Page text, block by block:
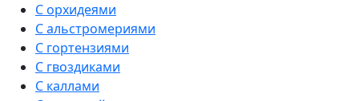
С орхидеями
С альстромериями
С гортензиями
С гвоздиками
С каллами